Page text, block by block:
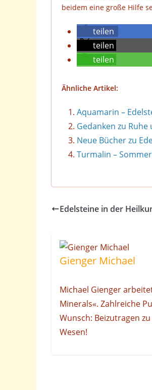
beidem eine große Hilfe
teilen
teilen
teilen
Ähnliche Artikel:
Aquamarin –
Gedanken zu
Neue Bücher zu
Turmalin –
Edelsteine in der
Gienger Michael
Michael Gienger
Minerals«. Zahlreiche
Wunsch: Beizutragen
Wesen!